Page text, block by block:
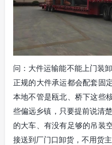
问：大件运输能不能上门装
正规的大件承运都会配套固
本地不管是瓯北、桥下这些
些偏远乡镇，只要提前说清
的大车、有没有足够的吊装
接送到厂门口卸货，不用货主